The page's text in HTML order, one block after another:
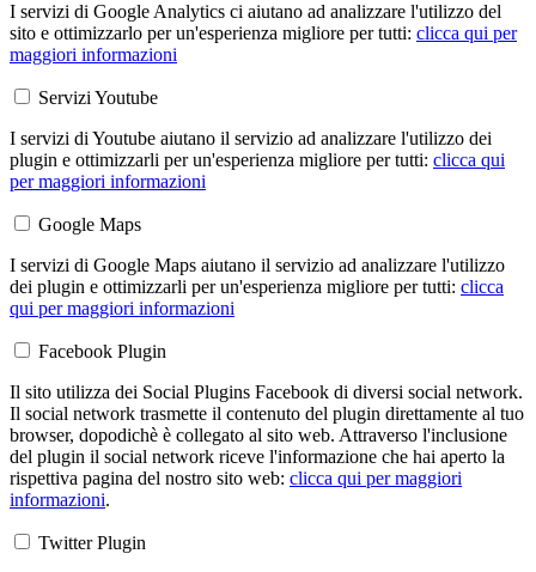
I servizi di Google Analytics ci aiutano ad analizzare l'utilizzo del
sito e ottimizzarlo per un'esperienza migliore per tutti: clicca qui per
maggiori informazioni
Servizi Youtube
I servizi di Youtube aiutano il servizio ad analizzare l'utilizzo dei
plugin e ottimizzarli per un'esperienza migliore per tutti: clicca qui
per maggiori informazioni
Google Maps
I servizi di Google Maps aiutano il servizio ad analizzare l'utilizzo
dei plugin e ottimizzarli per un'esperienza migliore per tutti: clicca
qui per maggiori informazioni
Facebook Plugin
Il sito utilizza dei Social Plugins Facebook di diversi social network.
Il social network trasmette il contenuto del plugin direttamente al tuo
browser, dopodichè è collegato al sito web. Attraverso l'inclusione
del plugin il social network riceve l'informazione che hai aperto la
rispettiva pagina del nostro sito web: clicca qui per maggiori
informazioni.
Twitter Plugin